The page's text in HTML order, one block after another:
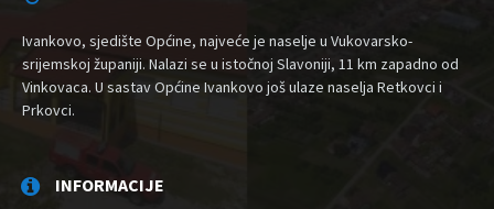
Ivankovo, sjedište Općine, najveće je naselje u Vukovarsko-
srijemskoj županiji. Nalazi se u istočnoj Slavoniji, 11 km zapadno od
Vinkovaca. U sastav Općine Ivankovo još ulaze naselja Retkovci i
Prkovci.
INFORMACIJE